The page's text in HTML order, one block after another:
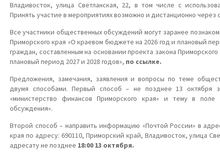
Владивосток, улица Светланская, 22, в том числе с
Принять участие в мероприятиях возможно и дистанционно через
Все участники общественных обсуждений могут заранее
Приморского края «О краевом бюджете на 2026 год и плановый
граждан, составленным на основании проекта закона
плановый период 2027 и 2028 годов», по ссылке.
Предложения, замечания, заявления и вопросы по теме
двумя способами. Первый способ – не позднее 13 октября
«министерство финансов Приморского края» и тему в
обсуждения».
Второй способ – направить информацию «Почтой России» в
края по адресу: 690110, Приморский край, Владивосток, улица
адресату не позднее 18:00 13 октября.